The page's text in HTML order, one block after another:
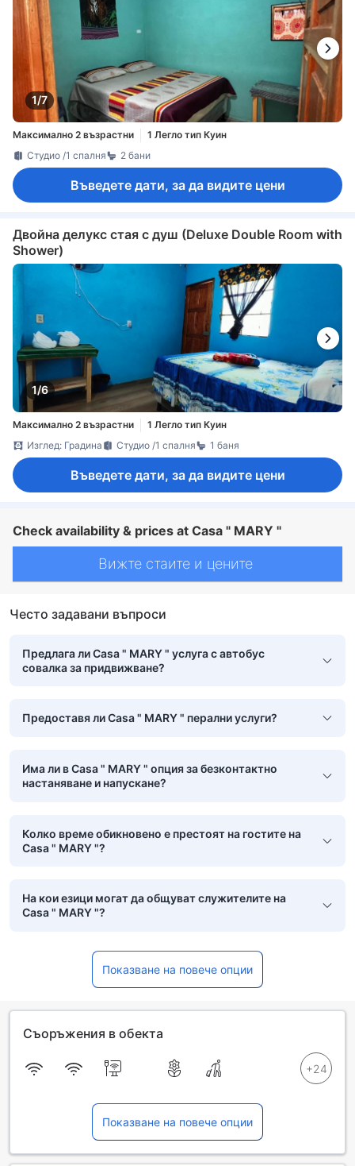
1/7
Максимално 2 възрастни
1 Легло тип Куин
Студио /1 спалня
2 бани
Въведете дати, за да видите цени
Двойна делукс стая с душ (Deluxe Double Room with
Shower)
1/6
Максимално 2 възрастни
1 Легло тип Куин
Изглед: Градина
Студио /1 спалня 1 баня
Въведете дати, за да видите цени
Check availability & prices at Casa " MARY "
Вижте стаите и цените
Често задавани въпроси
Предлага ли Casa " MARY " услуга с автобус
совалка за придвижване?
Предоставя ли Casa " MARY " перални услуги?
Има ли в Casa " MARY " опция за безконтактно
настаняване и напускане?
Колко време обикновено е престоят на гостите на
Casa " MARY "?
На кои езици могат да общуват служителите на
Casa " MARY "?
Показване на повече опции
Съоръжения в обекта
Показване на повече опции